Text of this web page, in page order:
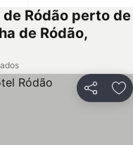
Ródão perto de
de Ródão,
Partilhar